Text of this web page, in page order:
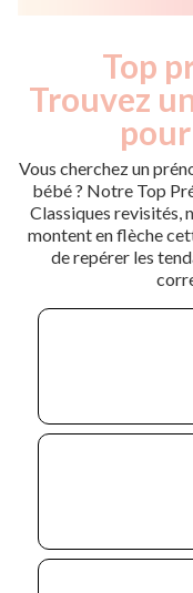
Top
Trouvez
Vous cherchez un
bébé ? Notre Top
Classiques revisités,
montent en flèche
de repérer les